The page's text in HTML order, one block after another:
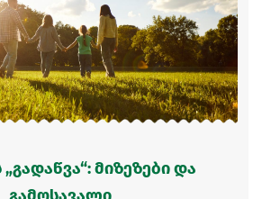
მიზეზები და